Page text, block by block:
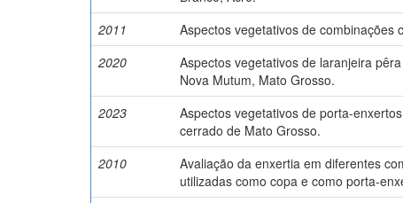
2011
Aspectos vegetativos de combinações
2020
Aspectos vegetativos de laranjeira
Nova Mutum, Mato Grosso.
2023
Aspectos vegetativos de porta-
cerrado de Mato Grosso.
2010
Avaliação da enxertia em diferentes
utilizadas como copa e como porta-